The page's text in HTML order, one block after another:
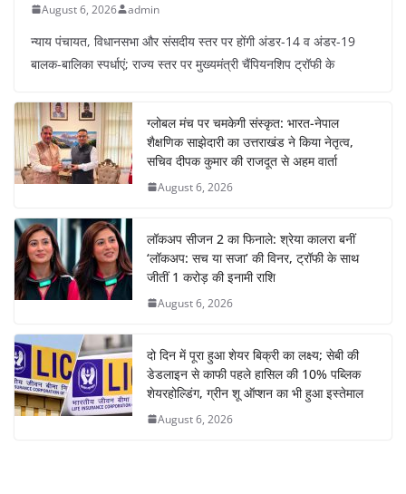
August 6, 2026 admin
न्याय पंचायत, विधानसभा और संसदीय स्तर पर होंगी अंडर-14 व अंडर-19
बालक-बालिका स्पर्धाएं; राज्य स्तर पर मुख्यमंत्री चैंपियनशिप ट्रॉफी के
ग्लोबल मंच पर चमकेगी संस्कृत: भारत-नेपाल
शैक्षणिक साझेदारी का उत्तराखंड ने किया नेतृत्व,
सचिव दीपक कुमार की राजदूत से अहम वार्ता
August 6, 2026
लॉकअप सीजन 2 का फिनाले: श्रेया कालरा बनीं
‘लॉकअप: सच या सजा’ की विनर, ट्रॉफी के साथ
जीतीं 1 करोड़ की इनामी राशि
August 6, 2026
दो दिन में पूरा हुआ शेयर बिक्री का लक्ष्य; सेबी की
डेडलाइन से काफी पहले हासिल की 10% पब्लिक
शेयरहोल्डिंग, ग्रीन शू ऑप्शन का भी हुआ इस्तेमाल
August 6, 2026